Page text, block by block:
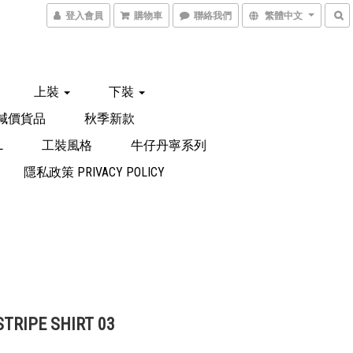
登入會員 購物車 聯絡我們 繁體中文
上裝
下裝
價貨品
秋季新款
工裝風格
牛仔丹寧系列
隱私政策 PRIVACY POLICY
SHIRT 03